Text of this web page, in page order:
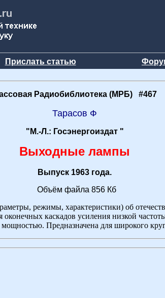
Прислать статью
Радиобиблиотека (МРБ) #467
Тарасов Ф
"М.-Л.: Госэнергоиздат "
Выходные лампы
Выпуск 1963 года.
Объём файла 856 Кб
режимы, характеристики) об
каскадов усиления низкой
Предназначена для широкого